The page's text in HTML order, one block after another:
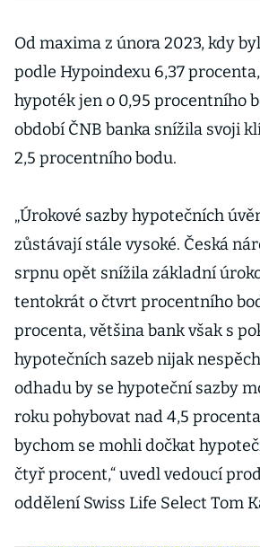
Od maxima z února 2023, kdy
podle Hypoindexu 6,37
hypoték jen o 0,95 procentního
období ČNB banka snížila svoji
2,5 procentního bodu.
„Úrokové sazby hypotečních
zůstávají stále vysoké. Česká
srpnu opět snížila základní
tentokrát o čtvrt procentního
procenta, většina bank však s
hypotečních sazeb nijak
odhadu by se hypoteční sazby
roku pohybovat nad 4,5
bychom se mohli dočkat
čtyř procent,“ uvedl vedoucí
oddělení Swiss Life Select Tom